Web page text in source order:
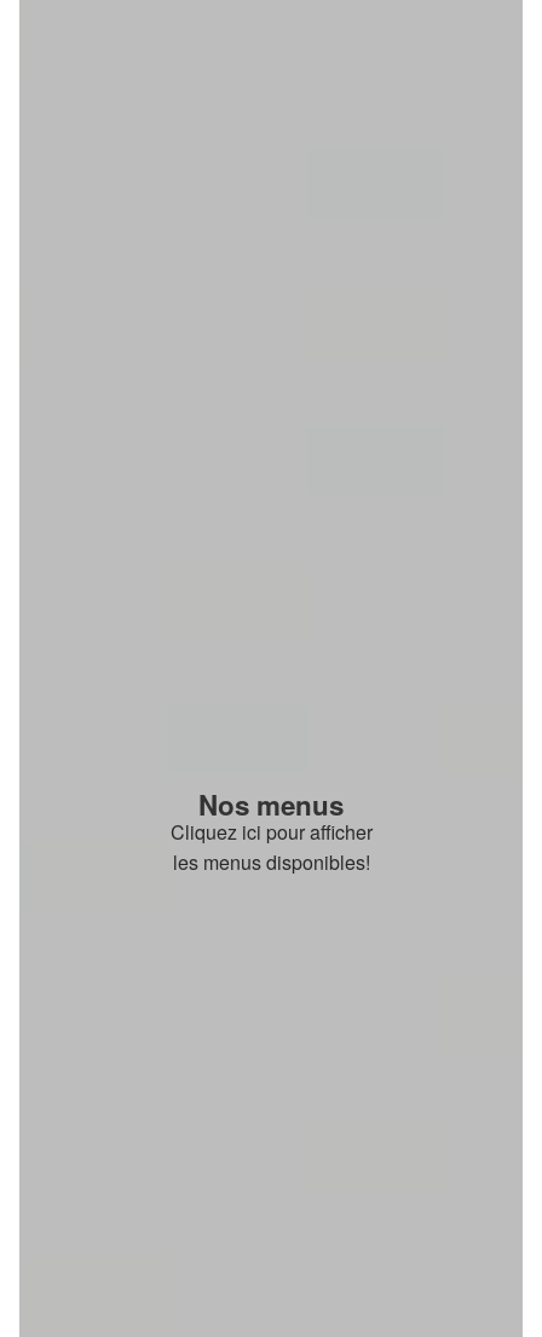
Nos menus
Cliquez ici pour afficher
les menus disponibles!